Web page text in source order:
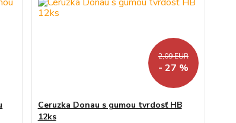
2,09 EUR
- 27 %
Ceruzka Donau s gumou tvrdosť HB
12ks